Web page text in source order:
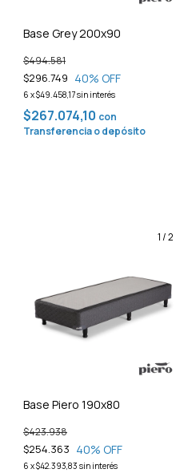
Base Grey 200x90
$296.749
$494.581
40% OFF
6 x$49.458,17sin interés
$267.074,10 con
Transferencia o depósito
1/2
Base Piero 190x80
$254.363
$423.938
40% OFF
6 x$42.393,83 sin interés